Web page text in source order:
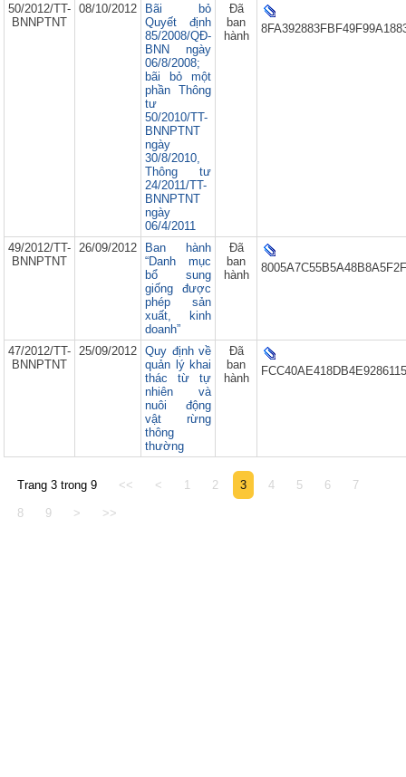
50/2012/TT-
BNNPTNT
08/10/2012
Bãi bỏ
Quyết định
85/2008/QĐ-
BNN ngày
06/8/2008;
bãi bỏ một
phần Thông
tư
50/2010/TT-
BNNPTNT
ngày
30/8/2010,
Thông tư
24/2011/TT-
BNNPTNT
ngày
06/4/2011
Đã
ban
hành
49/2012/TT-
BNNPTNT
26/09/2012
Ban hành
“Danh mục
bổ sung
giống được
phép sản
xuất, kinh
doanh”
Đã
ban
hành
47/2012/TT-
BNNPTNT
25/09/2012
Quy định về
quản lý khai
thác từ tự
nhiên và
nuôi động
vật rừng
thông
thường
Đã
ban
hành
Trang 3 trong 9 << < 1 2 3 4 5 6 7
8 9 > >>